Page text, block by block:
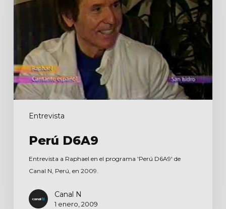
Entrevista
Perú D6A9
Entrevista a Raphael en el programa 'Perú D6A9' de
Canal N, Perú, en 2009.
Canal N
1 enero, 2009